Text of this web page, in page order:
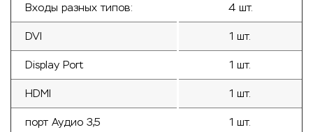
Входы разных типов: 4 шт.
DVI 1 шт.
Display Port 1 шт.
HDMI 1 шт.
порт Аудио 3,5 1 шт.